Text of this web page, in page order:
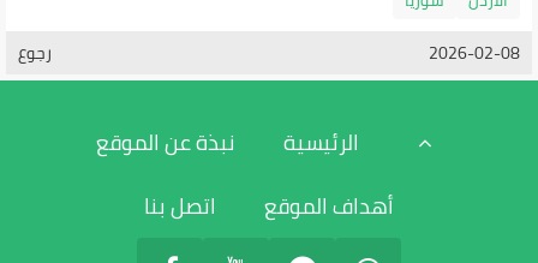
رجوع
2026-02-08
الرئيسية
نبذة عن الموقع
أهداف الموقع
اتصل بنا